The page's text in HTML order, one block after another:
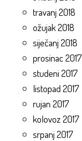
travanj 2018
ožujak 2018
siječanj 2018
prosinac 2017
studeni 2017
listopad 2017
rujan 2017
kolovoz 2017
srpanj 2017